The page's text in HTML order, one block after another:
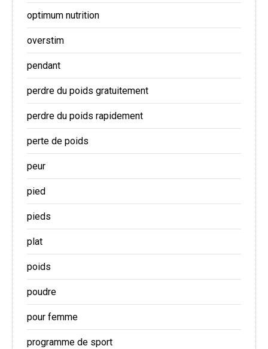
optimum nutrition
overstim
pendant
perdre du poids gratuitement
perdre du poids rapidement
perte de poids
peur
pied
pieds
plat
poids
poudre
pour femme
programme de sport